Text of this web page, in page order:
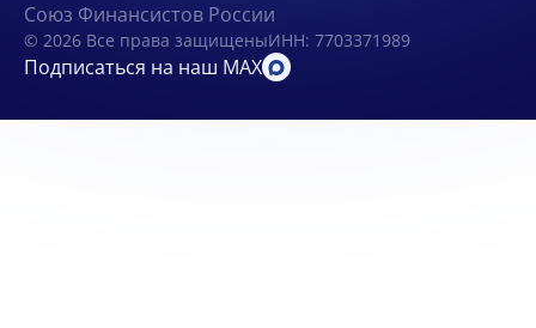
Союз Финансистов России
© 2026 Все права защищеныИНН: 7703371989
Подписаться на наш MAX